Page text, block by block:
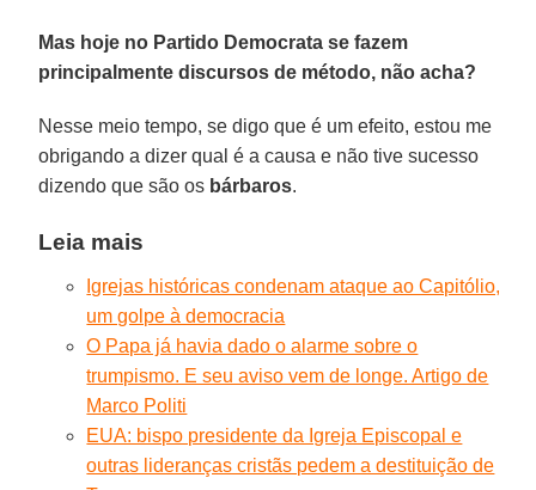
Mas hoje no Partido Democrata se fazem
principalmente discursos de método, não acha?
Nesse meio tempo, se digo que é um efeito, estou me
obrigando a dizer qual é a causa e não tive sucesso
dizendo que são os bárbaros.
Leia mais
Igrejas históricas condenam ataque ao Capitólio,
um golpe à democracia
O Papa já havia dado o alarme sobre o
trumpismo. E seu aviso vem de longe. Artigo de
Marco Politi
EUA: bispo presidente da Igreja Episcopal e
outras lideranças cristãs pedem a destituição de